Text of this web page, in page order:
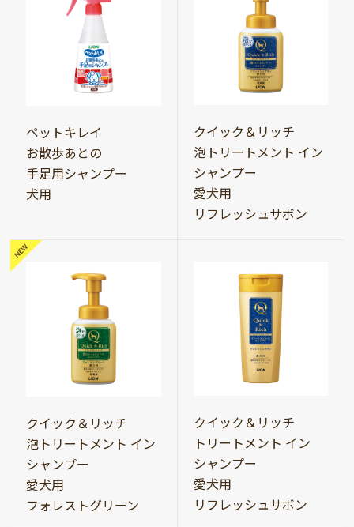
ペットキレイ
お散歩あとの
手足用シャンプー
犬用
クイック＆リッチ
泡トリートメント イン
シャンプー
愛犬用
リフレッシュサボン
クイック＆リッチ
泡トリートメント イン
シャンプー
愛犬用
フォレストグリーン
クイック＆リッチ
トリートメント イン
シャンプー
愛犬用
リフレッシュサボン